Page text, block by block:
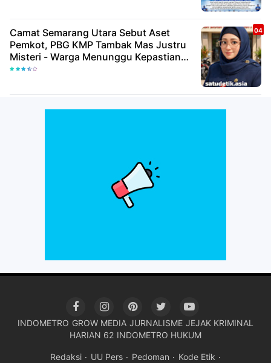
Camat Semarang Utara Sebut Aset
Pemkot, PBG KMP Tambak Mas Justru
Misteri - Warga Menunggu Kepastian
Hukum
INDOMETRO GROW MEDIA JURNALISME JEJAK KRIMINAL
HARIAN 62 INDOMETRO HUKUM
Redaksi UU Pers Pedoman Kode Etik